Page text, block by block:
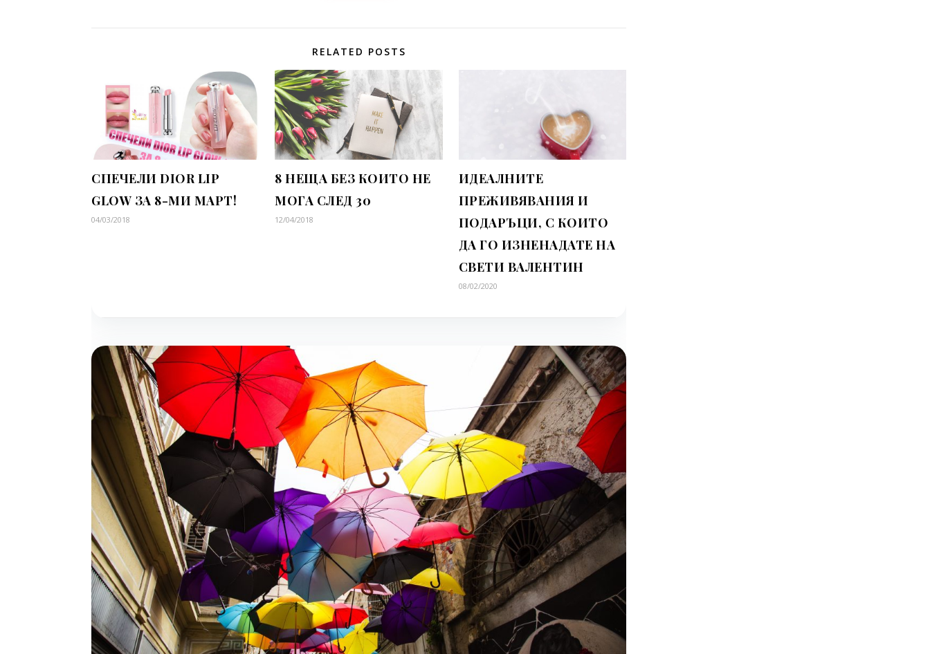
RELATED POSTS
СПЕЧЕЛИ DIOR LIP
GLOW ЗА 8-МИ МАРТ!
04/03/2018
8 НЕЩА БЕЗ КОИТО НЕ
МОГА СЛЕД 30
12/04/2018
ИДЕАЛНИТЕ
ПРЕЖИВЯВАНИЯ И
ПОДАРЪЦИ, С КОИТО
ДА ГО ИЗНЕНАДАТЕ НА
СВЕТИ ВАЛЕНТИН
08/02/2020